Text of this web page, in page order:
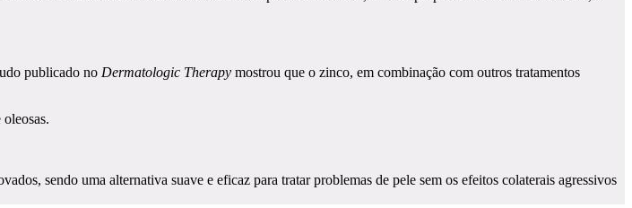
publicado no Dermatologic Therapy mostrou que o zinco, em combinação com outros tratamentos
sendo uma alternativa suave e eficaz para tratar problemas de pele sem os efeitos colaterais agressivos